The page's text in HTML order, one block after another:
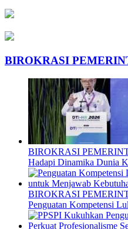
BIROKRASI
BIROKRASI
Hadapi Dinamika Dunia
BIROKRASI
Penguatan Kompetensi